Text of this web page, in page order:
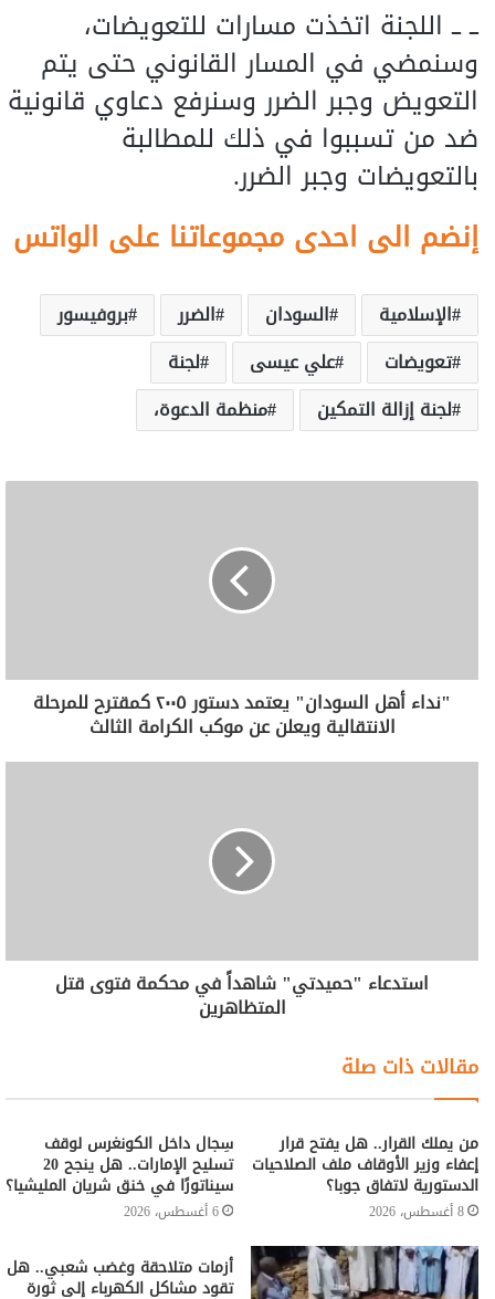
ــ ــ اللجنة اتخذت مسارات للتعويضات،
وسنمضي في المسار القانوني حتى يتم
التعويض وجبر الضرر وسنرفع دعاوي قانونية
ضد من تسببوا في ذلك للمطالبة
بالتعويضات وجبر الضرر.
إنضم الى احدى مجموعاتنا على الواتس
الإسلامية السودان الضرر
بروفيسور
تعويضات
علي عيسى
لجنة
لجنة إزالة التمكين
منظمة الدعوة،
"نداء أهل السودان" يعتمد دستور ٢٠٠٥ كمقترح للمرحلة
الانتقالية ويعلن عن موكب الكرامة الثالث
استدعاء "حميدتي" شاهداً في محكمة فتوى قتل
المتظاهرين
مقالات ذات صلة
من يملك القرار.. هل يفتح قرار
إعفاء وزير الأوقاف ملف الصلاحيات
الدستورية لاتفاق جوبا؟
8 أغسطس، 2026
سِجال داخل الكونغرس لوقف
تسليح الإمارات.. هل ينجح 20
سيناتورًا في خنق شريان المليشيا؟
6 أغسطس، 2026
أزمات متلاحقة وغضب شعبي.. هل
تقود مشاكل الكهرباء إلى ثورة